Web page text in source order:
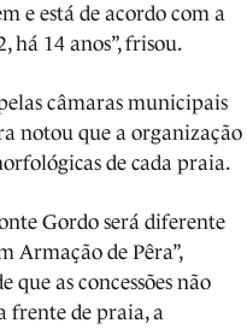
e está de acordo com a
há 14 anos”, frisou.
câmaras municipais
notou que a organização
de cada praia.
Gordo será diferente
Armação de Pêra”,
que as concessões não
frente de praia, a